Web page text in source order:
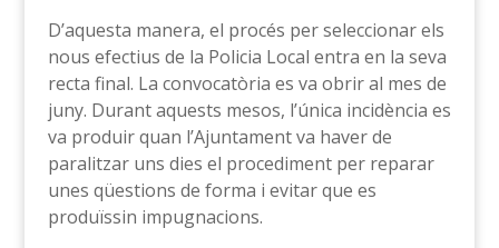
D’aquesta manera, el procés per seleccionar els
nous efectius de la Policia Local entra en la seva
recta final. La convocatòria es va obrir al mes de
juny. Durant aquests mesos, l’única incidència es
va produir quan l’Ajuntament va haver de
paralitzar uns dies el procediment per reparar
unes qüestions de forma i evitar que es
produïssin impugnacions.